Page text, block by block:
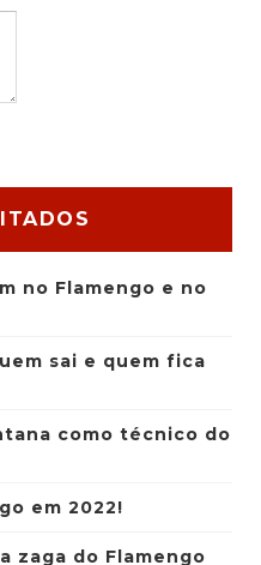
no Flamengo e no
sai e quem fica
como técnico do
em 2022!
zaga do Flamengo